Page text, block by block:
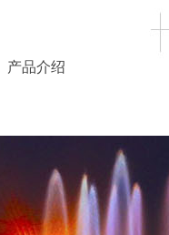
产品介绍